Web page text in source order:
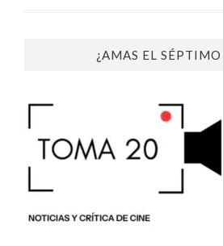
¿AMAS EL SÉPTIMO